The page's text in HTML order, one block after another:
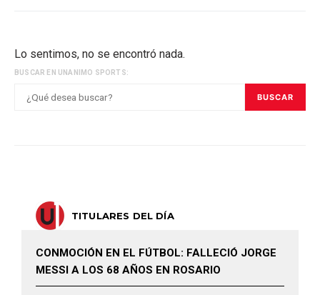
Lo sentimos, no se encontró nada.
BUSCAR EN UNANIMO SPORTS:
BUSCAR
TITULARES DEL DÍA
CONMOCIÓN EN EL FÚTBOL: FALLECIÓ JORGE
MESSI A LOS 68 AÑOS EN ROSARIO